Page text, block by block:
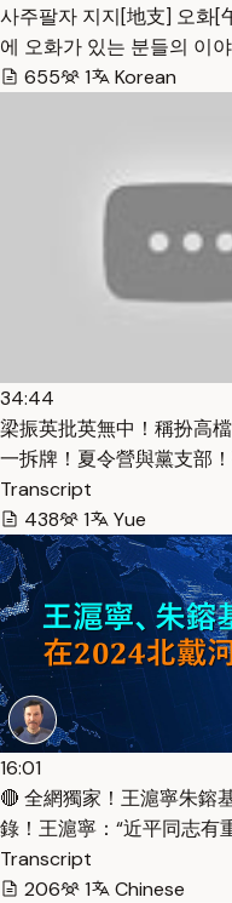
사주팔자 지지[地支] 오화[
에 오화가 있는 분들의 이
655
1 Korean
34:44
梁振英批英無中！稱扮高
一拆牌！夏令營與黨支部
Transcript
438
1 Yue
16:01
🔴 全網獨家！王滬寧朱鎔
錄！王滬寧：“近平同志有
Transcript
206
1 Chinese